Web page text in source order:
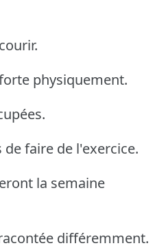
physiquement.
faire de l'exercice.
la semaine
différemment.